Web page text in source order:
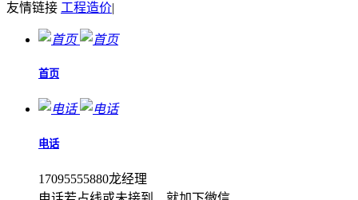
友情链接 工程造价|
首页
电话
17095555880龙经理